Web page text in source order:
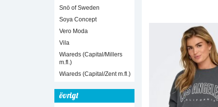
Snö of Sweden
Soya Concept
Vero Moda
Vila
Wiareds (Capital/Millers
m.fl.)
Wiareds (Capital/Zent m.fl.)
övrigt